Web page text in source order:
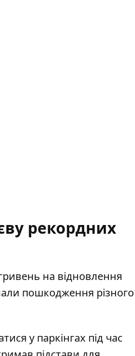
рекордних
на відновлення
пошкодження різного
у паркінгах під час